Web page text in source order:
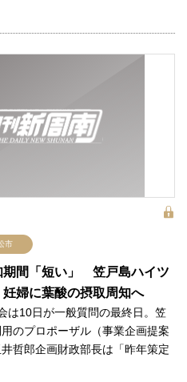
市
期間「短い」 笠戸島ハイツ
婦に葉酸の摂取周知へ
は10日が一般質問の最終日。笠
のプロポーザル（事業企画提案
哲郎企画財政部長は「昨年策定